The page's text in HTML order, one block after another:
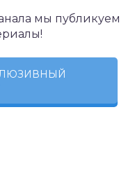
мы публикуем